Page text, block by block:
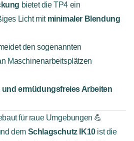
bietet die TP4 ein
Licht mit minimaler Blendung
den sogenannten
Maschinenarbeitsplätzen
ermüdungsfreies Arbeiten
für raue Umgebungen 💪
dem Schlagschutz IK10ist die